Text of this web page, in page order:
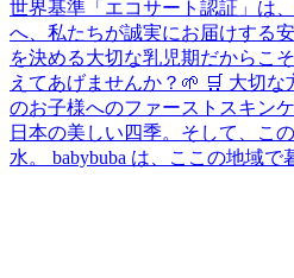
日本の美しい四季。そして、こ
水。 babybuba は、ここの地域で